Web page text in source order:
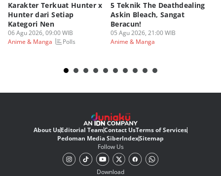
Karakter Terkuat Hunter x
Hunter dari Setiap
Kategori Nen
06 Agu 2026, 09:00 WIB
Anime & Manga
Polls
5 Teknik The Deathdealing
Askin Bleach, Sangat
Beracun!
05 Agu 2026, 21:00 WIB
Anime & Manga
About UsEditorial TeamContact UsTerms of Services
Pedoman Media SiberIndexSitemap
Follow Us
Download